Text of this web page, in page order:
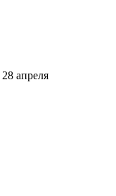
28 апреля